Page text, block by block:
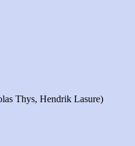
Thys, Hendrik Lasure)